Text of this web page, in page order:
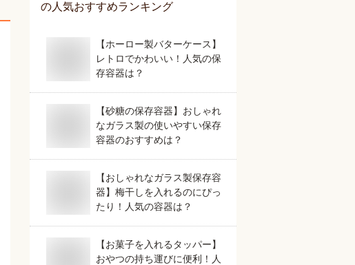
の人気おすすめランキング
【ホーロー製バターケース】
レトロでかわいい！人気の保
存容器は？
【砂糖の保存容器】おしゃれ
なガラス製の使いやすい保存
容器のおすすめは？
【おしゃれなガラス製保存容
器】梅干しを入れるのにぴっ
たり！人気の容器は？
【お菓子を入れるタッパー】
おやつの持ち運びに便利！人